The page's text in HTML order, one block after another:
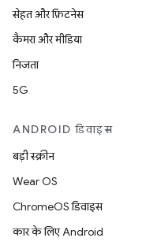
सेहत और फ़िटनेस
कैमरा और मीडिया
निजता
5G
ANDROID डिवाइस
बड़ी स्क्रीन
Wear OS
ChromeOS डिवाइस
कार के लिए Android